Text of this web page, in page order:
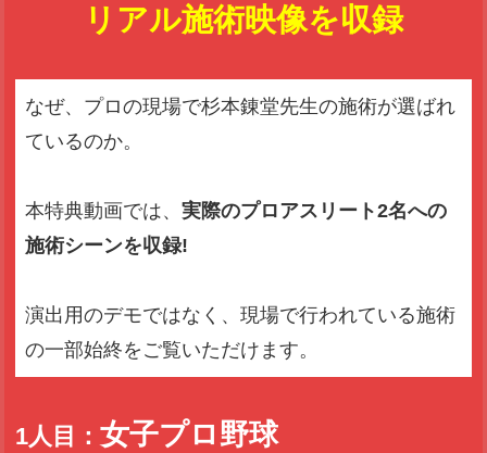
リアル施術映像を収録
なぜ、プロの現場で杉本錬堂先生の施術が選ばれ
ているのか。
本特典動画では、 実際のプロアスリート2名への
施術シーンを収録!
演出用のデモではなく、現場で行われている施術
の一部始終をご覧いただけます。
1人目： 女子プロ野球